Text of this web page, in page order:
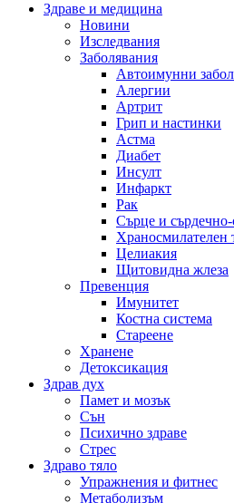
Здраве и медицина
Новини
Изследвания
Заболявания
Автоимунни
Алергии
Артрит
Грип и настинки
Астма
Диабет
Инсулт
Инфаркт
Рак
Сърце и сърдечно-
Храносмилателен
Целиакия
Щитовидна жлеза
Превенция
Имунитет
Костна система
Стареене
Хранене
Детоксикация
Здрав дух
Памет и мозък
Сън
Психично здраве
Стрес
Здраво тяло
Упражнения и фитнес
Метаболизъм